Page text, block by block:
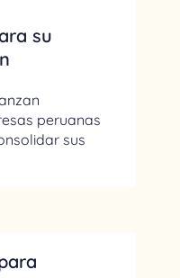
su
peruanas
sus